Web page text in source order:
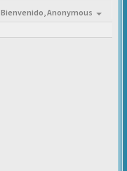
Bienvenido,Anonymous